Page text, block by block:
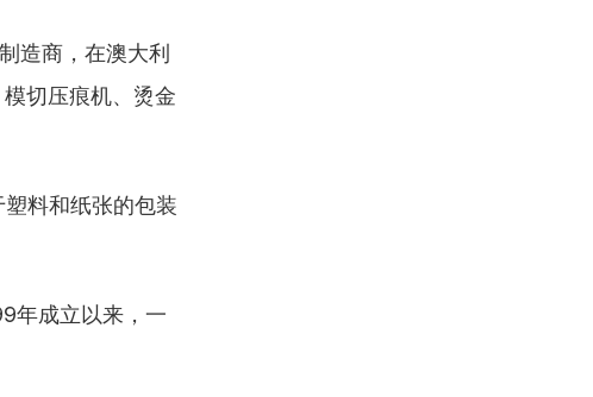
造商，在澳大利
切压痕机、烫金
料和纸张的包装
年成立以来，一